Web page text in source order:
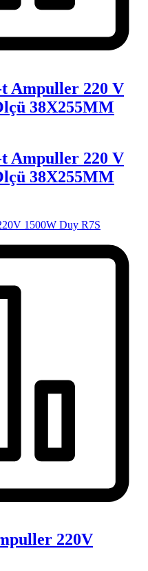
Ampuller 220 V
38X255MM
Ampuller 220 V
38X255MM
220V